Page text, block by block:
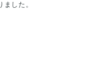
した。